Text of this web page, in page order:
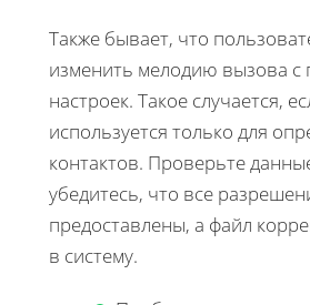
Также бывает, что
изменить мелодию вызова
настроек. Такое случается,
используется только для
контактов. Проверьте
убедитесь, что все
предоставлены, а файл
в систему.